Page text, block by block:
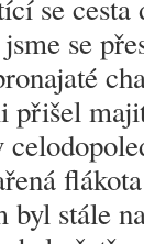
se
se
přišel
byl stále